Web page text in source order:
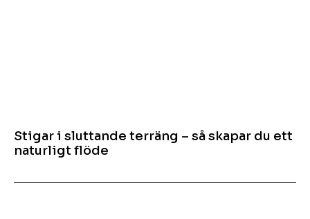
Stigar i sluttande terräng – så skapar du ett
naturligt flöde